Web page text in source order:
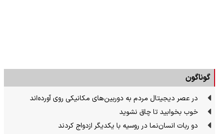
گوناگون
در عصر دیجیتال مردم به دوربین‌های مکانیکی روی آورده‌اند
خوب بخوابید تا چاق نشوید
دو ربات انسان‌نما در روسیه با یکدیگر ازدواج کردند